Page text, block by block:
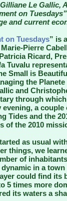
Le Gallic,
on
and current
on Tuesdays” is
Pierre
Ricard,
Tuvalu
Small is
the
and
through
evening, a
Tides and the
of the 2010
as usual
things, we
of
in a town
could find its
5 times more
its waters a